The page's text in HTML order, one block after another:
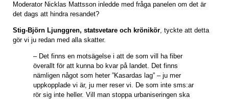
Moderator Nicklas Mattsson inledde med fråga panelen om det är
det dags att hindra resandet?
Stig-Björn Ljunggren, statsvetare och krönikör, tyckte att detta
gör vi ju redan med alla skatter.
– Det finns en motsägelse i att de som vill ha fiber
överallt för att kunna bo kvar på landet. Det finns
nämligen något som heter ”Kasardas lag” – ju mer
uppkopplade vi är, ju mer reser vi. De som inte sms:ar
rör sig inte heller. Vill man stoppa urbaniseringen ska